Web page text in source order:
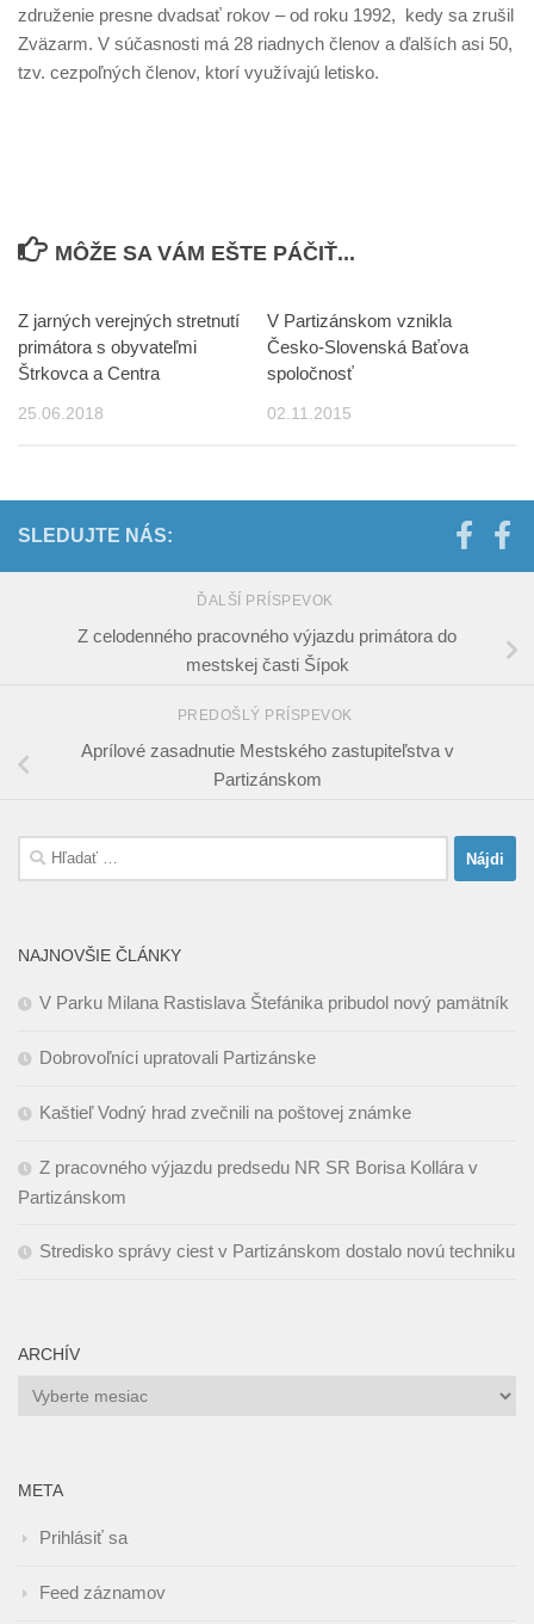
združenie presne dvadsať rokov – od roku 1992, kedy sa zrušil
Zväzarm. V súčasnosti má 28 riadnych členov a ďalších asi 50,
tzv. cezpoľných členov, ktorí využívajú letisko.
MÔŽE SA VÁM EŠTE PÁČIŤ...
Z jarných verejných stretnutí
primátora s obyvateľmi
Štrkovca a Centra
25.06.2018
V Partizánskom vznikla
Česko-Slovenská Baťova
spoločnosť
02.11.2015
SLEDUJTE NÁS:
ĎALŠÍ PRÍSPEVOK
Z celodenného pracovného výjazdu primátora do
mestskej časti Šípok
PREDOŠLÝ PRÍSPEVOK
Aprílové zasadnutie Mestského zastupiteľstva v
Partizánskom
Hľadať:
NAJNOVŠIE ČLÁNKY
V Parku Milana Rastislava Štefánika pribudol nový pamätník
Dobrovoľníci upratovali Partizánske
Kaštieľ Vodný hrad zvečnili na poštovej známke
Z pracovného výjazdu predsedu NR SR Borisa Kollára v
Partizánskom
Stredisko správy ciest v Partizánskom dostalo novú techniku
ARCHÍV
Archív
META
Prihlásiť sa
Feed záznamov